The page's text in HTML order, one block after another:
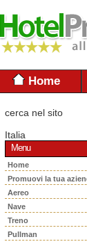
Home
cerca nel sito
Italia
Menu
Home
Promuovi la tua
Aereo
Nave
Treno
Pullman